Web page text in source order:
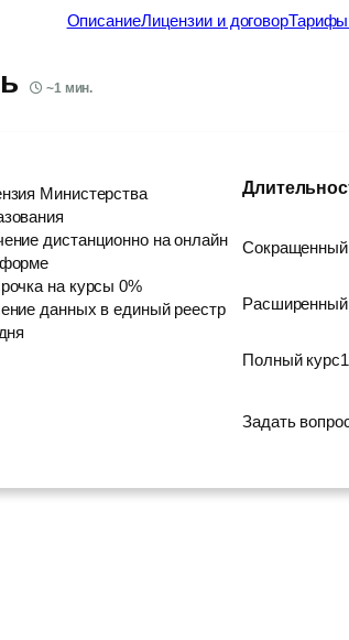
ОписаниеЛицензии и договорТарифы
~1мин.
Министерства
дистанционно на онлайн
на курсы 0%
данных в единый реестр
Сокращенный
Расширенный
Полный курс
Задать